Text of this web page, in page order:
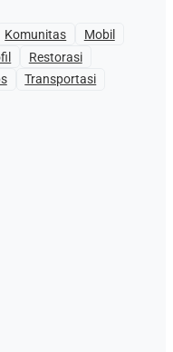
Komunitas
Mobil
Restorasi
Transportasi